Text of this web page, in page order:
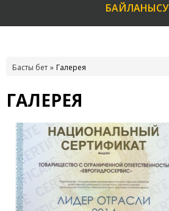
БАЙЛАНЫСУ
Басты бет Галерея
ГАЛЕРЕЯ